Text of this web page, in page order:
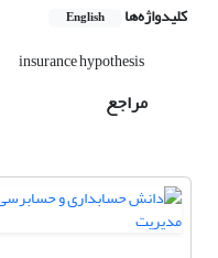
کلیدواژه‌ها English
insurance hypothesis
مراجع